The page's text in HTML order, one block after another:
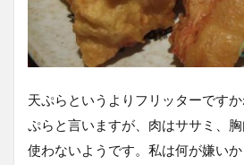
天ぷらというよりフリッターです
ぷらと言いますが、肉はササミ、
使わないようです。私は何が嫌い